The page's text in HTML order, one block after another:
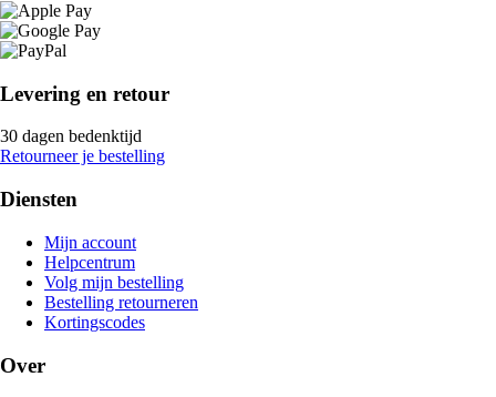
Levering en retour
30 dagen bedenktijd
Retourneer je bestelling
Diensten
Mijn account
Helpcentrum
Volg mijn bestelling
Bestelling retourneren
Kortingscodes
Over